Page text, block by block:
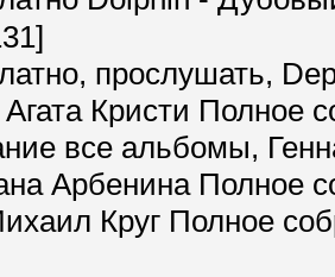
прослушать,
Кристи Полное
все альбомы,
Арбенина Полное
Круг Полное